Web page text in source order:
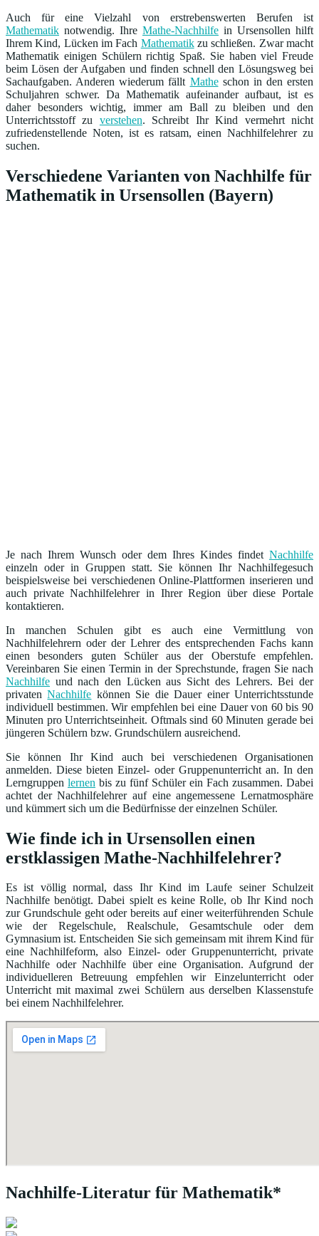
Auch für eine Vielzahl von erstrebenswerten Berufen ist
Mathematik notwendig. Ihre Mathe-Nachhilfe in Ursensollen hilft
Ihrem Kind, Lücken im Fach Mathematikzu schließen. Zwar macht
Mathematik einigen Schülern richtig Spaß. Sie haben viel Freude
beim Lösen der Aufgaben und finden schnell den Lösungsweg bei
Sachaufgaben. Anderen wiederum fällt Matheschon in den ersten
Schuljahren schwer. Da Mathematik aufeinander aufbaut, ist es
daher besonders wichtig, immer am Ball zu bleiben und den
Unterrichtsstoff zu verstehen. Schreibt Ihr Kind vermehrt nicht
zufriedenstellende Noten, ist es ratsam, einen Nachhilfelehrer zu
suchen.
Verschiedene Varianten von Nachhilfe für
Mathematik in Ursensollen (Bayern)
Je nach Ihrem Wunsch oder dem Ihres Kindes findet Nachhilfe
einzeln oder in Gruppen statt. Sie können Ihr Nachhilfegesuch
beispielsweise bei verschiedenen Online-Plattformen inserieren und
auch private Nachhilfelehrer in Ihrer Region über diese Portale
kontaktieren.
In manchen Schulen gibt es auch eine Vermittlung von
Nachhilfelehrern oder der Lehrer des entsprechenden Fachs kann
einen besonders guten Schüler aus der Oberstufe empfehlen.
Vereinbaren Sie einen Termin in der Sprechstunde, fragen Sie nach
Nachhilfe und nach den Lücken aus Sicht des Lehrers. Bei der
privatenNachhilfe können Sie die Dauer einer Unterrichtsstunde
individuell bestimmen. Wir empfehlen bei eine Dauer von 60 bis 90
Minuten pro Unterrichtseinheit. Oftmals sind 60 Minuten gerade bei
jüngeren Schülern bzw. Grundschülern ausreichend.
Sie können Ihr Kind auch bei verschiedenen Organisationen
anmelden. Diese bieten Einzel- oder Gruppenunterricht an. In den
Lerngruppen lernen bis zu fünf Schüler ein Fach zusammen. Dabei
achtet der Nachhilfelehrer auf eine angemessene Lernatmosphäre
und kümmert sich um die Bedürfnisse der einzelnen Schüler.
Wie finde ich in Ursensollen einen
erstklassigen Mathe-Nachhilfelehrer?
Es ist völlig normal, dass Ihr Kind im Laufe seiner Schulzeit
Nachhilfe benötigt. Dabei spielt es keine Rolle, ob Ihr Kind noch
zur Grundschule geht oder bereits auf einer weiterführenden Schule
wie der Regelschule, Realschule, Gesamtschule oder dem
Gymnasium ist. Entscheiden Sie sich gemeinsam mit ihrem Kind für
eine Nachhilfeform, also Einzel- oder Gruppenunterricht, private
Nachhilfe oder Nachhilfe über eine Organisation. Aufgrund der
individuelleren Betreuung empfehlen wir Einzelunterricht oder
Unterricht mit maximal zwei Schülern aus derselben Klassenstufe
bei einem Nachhilfelehrer.
Nachhilfe-Literatur für Mathematik*